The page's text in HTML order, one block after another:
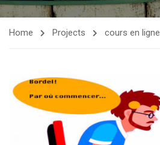
Home Projects cours en ligne